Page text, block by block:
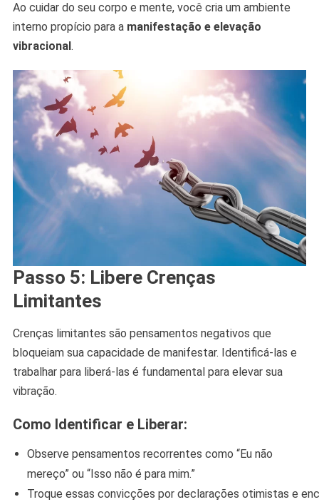
Ao cuidar do seu corpo e mente, você cria um ambiente
interno propício para a manifestação e elevação
vibracional .
Passo 5: Libere Crenças
Limitantes
Crenças limitantes são pensamentos negativos que
bloqueiam sua capacidade de manifestar. Identificá-las e
trabalhar para liberá-las é fundamental para elevar sua
vibração.
Como Identificar e Liberar:
Observe pensamentos recorrentes como “Eu não
mereço” ou “Isso não é para mim.”
Troque essas convicções por declarações otimistas e